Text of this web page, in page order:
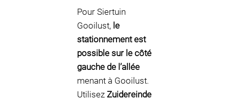
Pour Siertuin
Gooilust, le
stationnement est
possible sur le côté
gauche de l’allée
menant à Gooilust.
Utilisez Zuidereinde